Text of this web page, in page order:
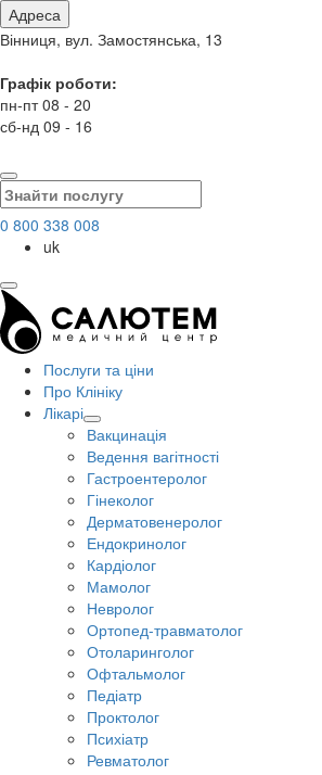
Адреса
Вінниця, вул. Замостянська, 13
Графік роботи:
пн-пт 08 - 20
сб-нд 09 - 16
0 800 338 008
uk
Послуги та ціни
Про Клініку
Лікарі
Вакцинація
Ведення вагітності
Гастроентеролог
Гінеколог
Дерматовенеролог
Ендокринолог
Кардіолог
Мамолог
Невролог
Ортопед-травматолог
Отоларинголог
Офтальмолог
Педіатр
Проктолог
Психіатр
Ревматолог